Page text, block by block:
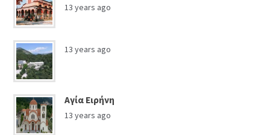
13 years ago
13 years ago
Αγία Ειρήνη
13 years ago